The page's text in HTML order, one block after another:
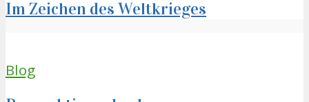
Im Zeichen des Weltkrieges
Blog